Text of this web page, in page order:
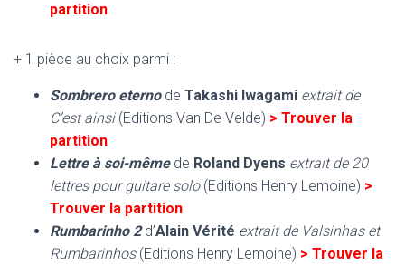
partition
+ 1 pièce au choix parmi :
Sombrero eternode Takashi Iwagami extrait de
C’est ainsi(Editions Van De Velde) > Trouver la
partition
Lettre à soi-mêmede Roland Dyens extrait de 20
lettres pour guitare solo(Editions Henry Lemoine) >
Trouver la partition
Rumbarinho 2d’Alain Vérité extrait de Valsinhas et
Rumbarinhos(Editions Henry Lemoine) > Trouver la